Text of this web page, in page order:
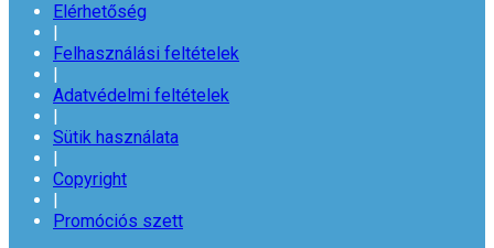
Elérhetőség
Felhasználási feltételek
Adatvédelmi feltételek
Sütik használata
Copyright
Promóciós szett